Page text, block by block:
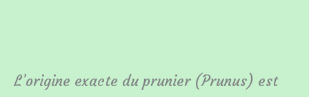
L’origine exacte du prunier (Prunus) est